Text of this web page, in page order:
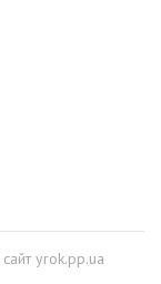
yrok.pp.ua